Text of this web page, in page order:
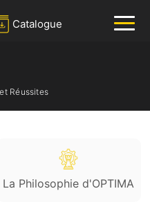
Catalogue
Réussites
La Philosophie d'OPTIMA